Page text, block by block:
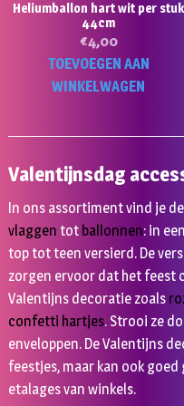
Heliumballon hart wit per stuk
44cm
€4,00
TOEVOEGEN AAN
WINKELWAGEN
Valentijnsdag
In ons assortiment vind je
vlaggen tot ballonnen: in
top tot teen versierd. De
zorgen ervoor dat het feest
Valentijns decoratie zoals
confetti hartjes. Strooi ze
enveloppen. De Valentijns
feestjes, maar kan ook
etalages van winkels.